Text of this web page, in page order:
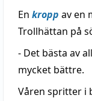
En kropp av en
Trollhättan på
- Det bästa av
mycket bättre.
Våren spritter i